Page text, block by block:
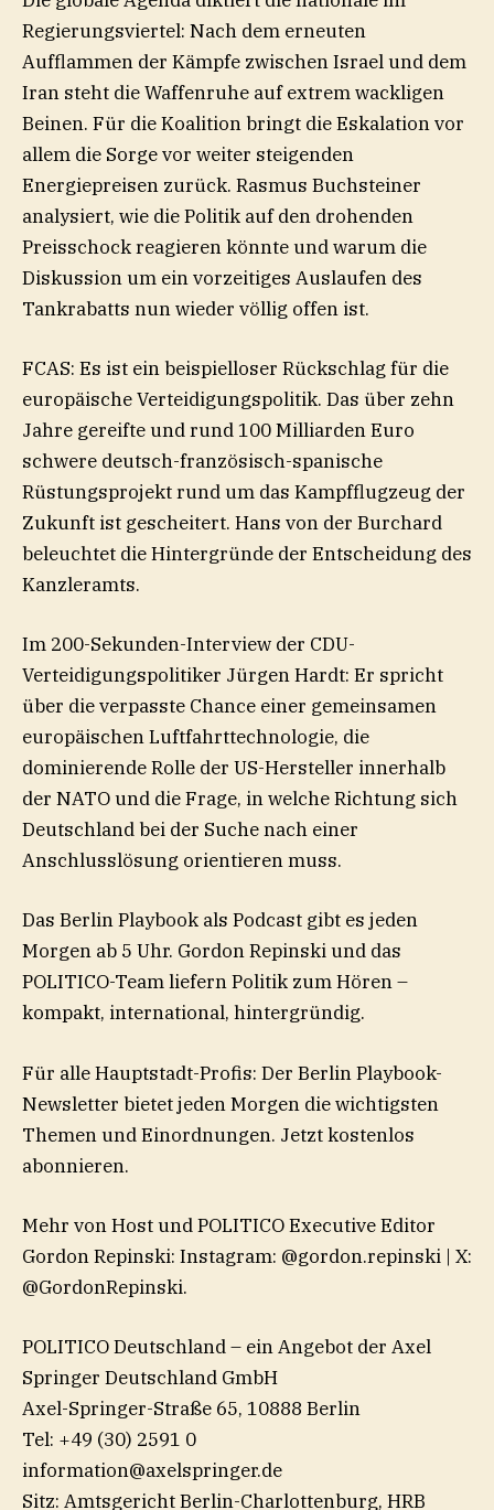
Regierungsviertel: Nach dem erneuten
Aufflammen der Kämpfe zwischen Israel und dem
Iran steht die Waffenruhe auf extrem wackligen
Beinen. Für die Koalition bringt die Eskalation vor
allem die Sorge vor weiter steigenden
Energiepreisen zurück. Rasmus Buchsteiner
analysiert, wie die Politik auf den drohenden
Preisschock reagieren könnte und warum die
Diskussion um ein vorzeitiges Auslaufen des
Tankrabatts nun wieder völlig offen ist.
FCAS: Es ist ein beispielloser Rückschlag für die
europäische Verteidigungspolitik. Das über zehn
Jahre gereifte und rund 100 Milliarden Euro
schwere deutsch-französisch-spanische
Rüstungsprojekt rund um das Kampfflugzeug der
Zukunft ist gescheitert. Hans von der Burchard
beleuchtet die Hintergründe der Entscheidung des
Kanzleramts.
Im 200-Sekunden-Interview der CDU-
Verteidigungspolitiker Jürgen Hardt: Er spricht
über die verpasste Chance einer gemeinsamen
europäischen Luftfahrttechnologie, die
dominierende Rolle der US-Hersteller innerhalb
der NATO und die Frage, in welche Richtung sich
Deutschland bei der Suche nach einer
Anschlusslösung orientieren muss.
Das Berlin Playbook als Podcast gibt es jeden
Morgen ab 5 Uhr. Gordon Repinski und das
POLITICO-Team liefern Politik zum Hören –
kompakt, international, hintergründig.
Für alle Hauptstadt-Profis: Der Berlin Playbook-
Newsletter bietet jeden Morgen die wichtigsten
Themen und Einordnungen. ⁠Jetzt kostenlos
abonnieren.⁠
Mehr von Host und POLITICO Executive Editor
Gordon Repinski: Instagram: ⁠@gordon.repinski⁠ | X:
⁠@GordonRepinski⁠.
POLITICO Deutschland – ein Angebot der Axel
Springer Deutschland GmbH
Axel-Springer-Straße 65, 10888 Berlin
Tel: +49 (30) 2591 0
information@axelspringer.de
Sitz: Amtsgericht Berlin-Charlottenburg, HRB